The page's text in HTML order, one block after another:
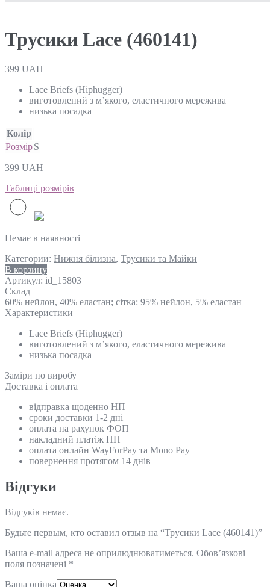
Трусики Lace (460141)
399 UAH
Lace Briefs (Hiphugger)
виготовлений з м’якого, еластичного мережива
низька посадка
Колір
РозмірS
399 UAH
Таблиці розмірів
Немає в наявності
Категории: Нижня білизна, Трусики та Майки
В корзину
Артикул: id_15803
Склад
60% нейлон, 40% еластан; сітка: 95% нейлон, 5% еластан
Характеристики
Lace Briefs (Hiphugger)
виготовлений з м’якого, еластичного мережива
низька посадка
Замiри по виробу
Доставка і оплата
відправка щоденно НП
сроки доставки 1-2 дні
оплата на рахунок ФОП
накладний платіж НП
оплата онлайн WayForPay та Mono Pay
повернення протягом 14 днів
Відгуки
Відгуків немає.
Будьте первым, кто оставил отзыв на “Трусики Lace (460141)”
Ваша e-mail адреса не оприлюднюватиметься. Обов’язкові
поля позначені *
Ваша оцінка